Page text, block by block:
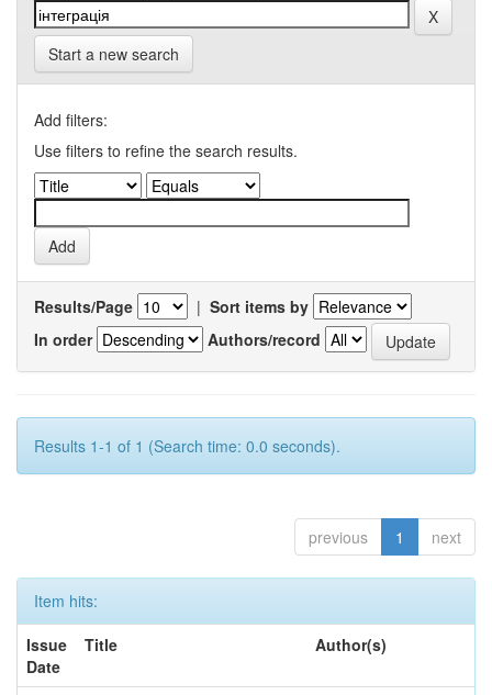
Start a new search
Add filters:
Use filters to refine the search results.
Results/Page | Sort items by
In order
Authors/record
Results 1-1 of 1 (Search time: 0.0 seconds).
previous 1 next
Item hits:
Issue
Date
Title Author(s)